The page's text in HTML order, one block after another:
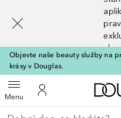
Objevte naše beauty služby na
krásy v Douglas.
MenuOtevřít menuK mému účtu
Vraťte se
Proveďte vyhledávání